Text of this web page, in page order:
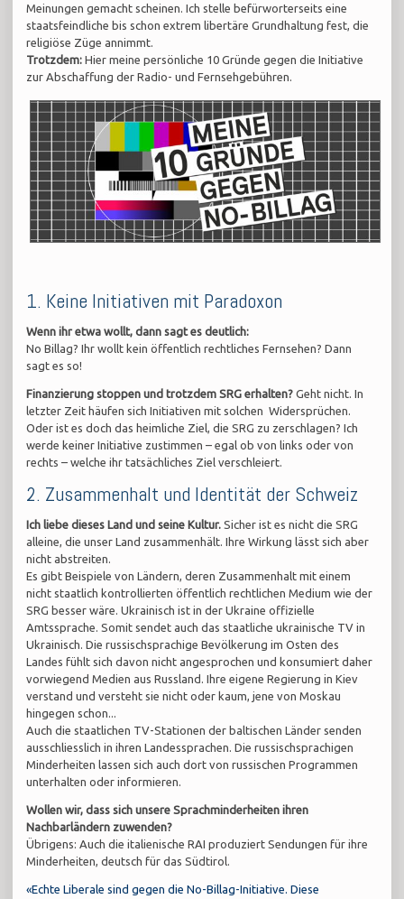
Meinungen gemacht scheinen. Ich stelle befürworterseits eine
staatsfeindliche bis schon extrem libertäre Grundhaltung fest, die
religiöse Züge annimmt.
Trotzdem: Hier meine persönliche 10 Gründe gegen die Initiative
zur Abschaffung der Radio- und Fernsehgebühren.
1. Keine Initiativen mit Paradoxon
Wenn ihr etwa wollt, dann sagt es deutlich:
No Billag? Ihr wollt kein öffentlich rechtliches Fernsehen? Dann
sagt es so!
Finanzierung stoppen und trotzdem SRG erhalten? Geht nicht. In
letzter Zeit häufen sich Initiativen mit solchen Widersprüchen.
Oder ist es doch das heimliche Ziel, die SRG zu zerschlagen? Ich
werde keiner Initiative zustimmen – egal ob von links oder von
rechts – welche ihr tatsächliches Ziel verschleiert.
2. Zusammenhalt und Identität der Schweiz
Ich liebe dieses Land und seine Kultur. Sicher ist es nicht die SRG
alleine, die unser Land zusammenhält. Ihre Wirkung lässt sich aber
nicht abstreiten.
Es gibt Beispiele von Ländern, deren Zusammenhalt mit einem
nicht staatlich kontrollierten öffentlich rechtlichen Medium wie der
SRG besser wäre. Ukrainisch ist in der Ukraine offizielle
Amtssprache. Somit sendet auch das staatliche ukrainische TV in
Ukrainisch. Die russischsprachige Bevölkerung im Osten des
Landes fühlt sich davon nicht angesprochen und konsumiert daher
vorwiegend Medien aus Russland. Ihre eigene Regierung in Kiev
verstand und versteht sie nicht oder kaum, jene von Moskau
hingegen schon...
Auch die staatlichen TV-Stationen der baltischen Länder senden
ausschliesslich in ihren Landessprachen. Die russischsprachigen
Minderheiten lassen sich auch dort von russischen Programmen
unterhalten oder informieren.
Wollen wir, dass sich unsere Sprachminderheiten ihren
Nachbarländern zuwenden?
Übrigens: Auch die italienische RAI produziert Sendungen für ihre
Minderheiten, deutsch für das Südtirol.
«Echte Liberale sind gegen die No-Billag-Initiative. Diese